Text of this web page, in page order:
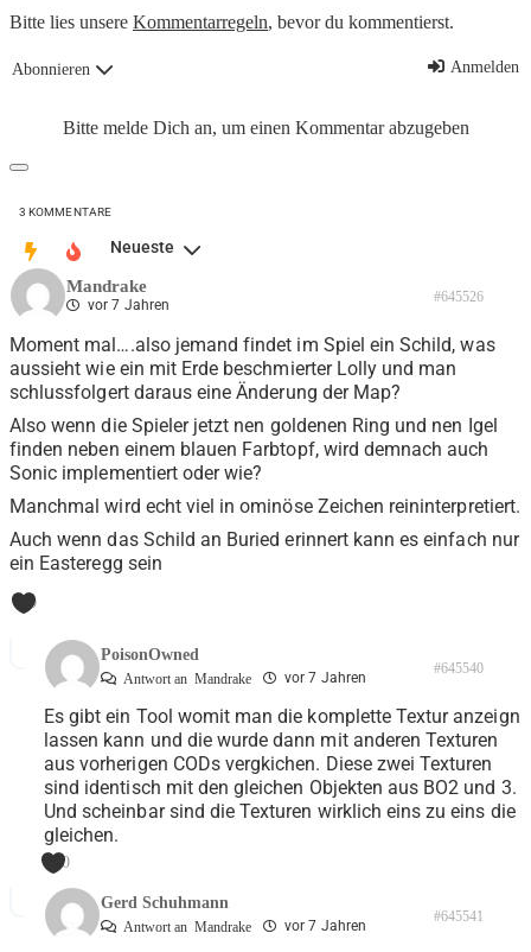
Bitte lies unsere Kommentarregeln, bevor du kommentierst.
Abonnieren Anmelden
Bitte melde Dich an, um einen Kommentar abzugeben
3 KOMMENTARE
Neueste
Mandrake
vor 7 Jahren #645526
Moment mal….also jemand findet im Spiel ein Schild, was
aussieht wie ein mit Erde beschmierter Lolly und man
schlussfolgert daraus eine Änderung der Map?
Also wenn die Spieler jetzt nen goldenen Ring und nen Igel
finden neben einem blauen Farbtopf, wird demnach auch
Sonic implementiert oder wie?
Manchmal wird echt viel in ominöse Zeichen reininterpretiert.
Auch wenn das Schild an Buried erinnert kann es einfach nur
ein Easteregg sein
0
PoisonOwned
Antwort an Mandrake vor 7 Jahren
#645540
Es gibt ein Tool womit man die komplette Textur anzeign
lassen kann und die wurde dann mit anderen Texturen
aus vorherigen CODs vergkichen. Diese zwei Texturen
sind identisch mit den gleichen Objekten aus BO2 und 3.
Und scheinbar sind die Texturen wirklich eins zu eins die
gleichen.
0
Gerd Schuhmann
Antwort an Mandrake vor 7 Jahren
#645541